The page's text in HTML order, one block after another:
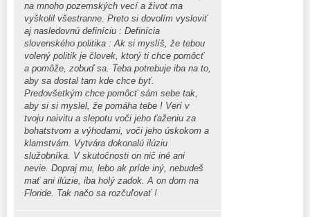
na mnoho pozemských vecí a život ma
vyškolil všestranne. Preto si dovolím vysloviť
aj nasledovnú definíciu : Definícia
slovenského politika : Ak si myslíš, že tebou
volený politik je človek, ktorý ti chce pomôcť
a pomôže, zobuď sa. Teba potrebuje iba na to,
aby sa dostal tam kde chce byť.
Predovšetkým chce pomôcť sám sebe tak,
aby si si myslel, že pomáha tebe ! Verí v
tvoju naivitu a slepotu voči jeho ťaženiu za
bohatstvom a výhodami, voči jeho úskokom a
klamstvám. Vytvára dokonalú ilúziu
služobníka. V skutočnosti on nič iné ani
nevie. Dopraj mu, lebo ak príde iný, nebudeš
mať ani ilúzie, iba holý zadok. A on dom na
Floride. Tak načo sa rozčuľovať !